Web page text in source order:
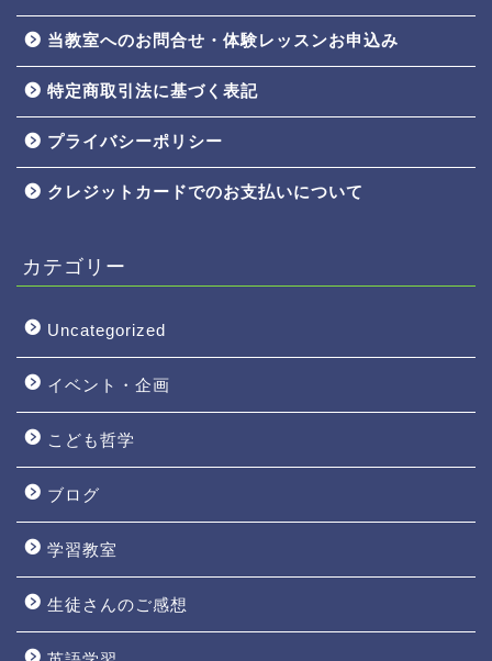
当教室へのお問合せ・体験レッスンお申込み
特定商取引法に基づく表記
プライバシーポリシー
クレジットカードでのお支払いについて
カテゴリー
Uncategorized
イベント・企画
こども哲学
ブログ
学習教室
生徒さんのご感想